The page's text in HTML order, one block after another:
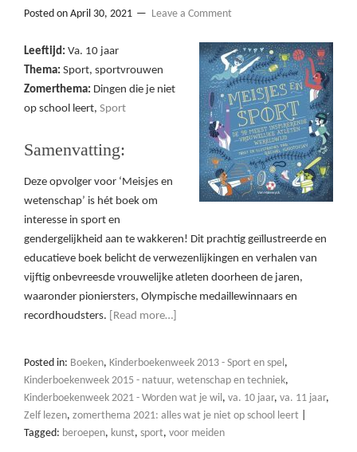
Posted on April 30, 2021 Leave a Comment
Leeftijd: Va. 10 jaar
Thema: Sport, sportvrouwen
Zomerthema: Dingen die je niet
op school leert, Sport
Samenvatting:
Deze opvolger voor ‘Meisjes en
wetenschap’ is hét boek om
interesse in sport en
gendergelijkheid aan te wakkeren! Dit prachtig geïllustreerde en
educatieve boek belicht de verwezenlijkingen en verhalen van
vijftig onbevreesde vrouwelijke atleten doorheen de jaren,
waaronder pioniersters, Olympische medaillewinnaars en
recordhoudsters.
[Read more…]
Posted in: Boeken, Kinderboekenweek 2013 - Sport en spel,
Kinderboekenweek 2015 - natuur, wetenschap en techniek,
Kinderboekenweek 2021 - Worden wat je wil, va. 10 jaar, va. 11 jaar,
Zelf lezen, zomerthema 2021: alles wat je niet op school leert
Tagged: beroepen, kunst, sport, voor meiden